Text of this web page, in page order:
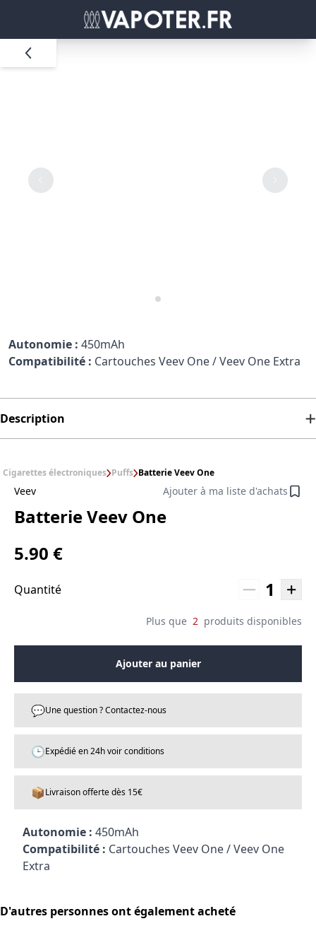
Autonomie : 450mAh
Compatibilité : Cartouches Veev One / Veev One Extra
Description
Cigarettes électroniques Puffs Batterie Veev One
Veev Ajouter à ma liste d'achats
Batterie Veev One
5.90 €
Quantité 1
Plus que 2 produits disponibles
Ajouter au panier
💬Une question ? Contactez-nous
🕒Expédié en 24h voir conditions
📦Livraison offerte dès 15€
Autonomie : 450mAh
Compatibilité : Cartouches Veev One / Veev One
Extra
D'autres personnes ont également acheté